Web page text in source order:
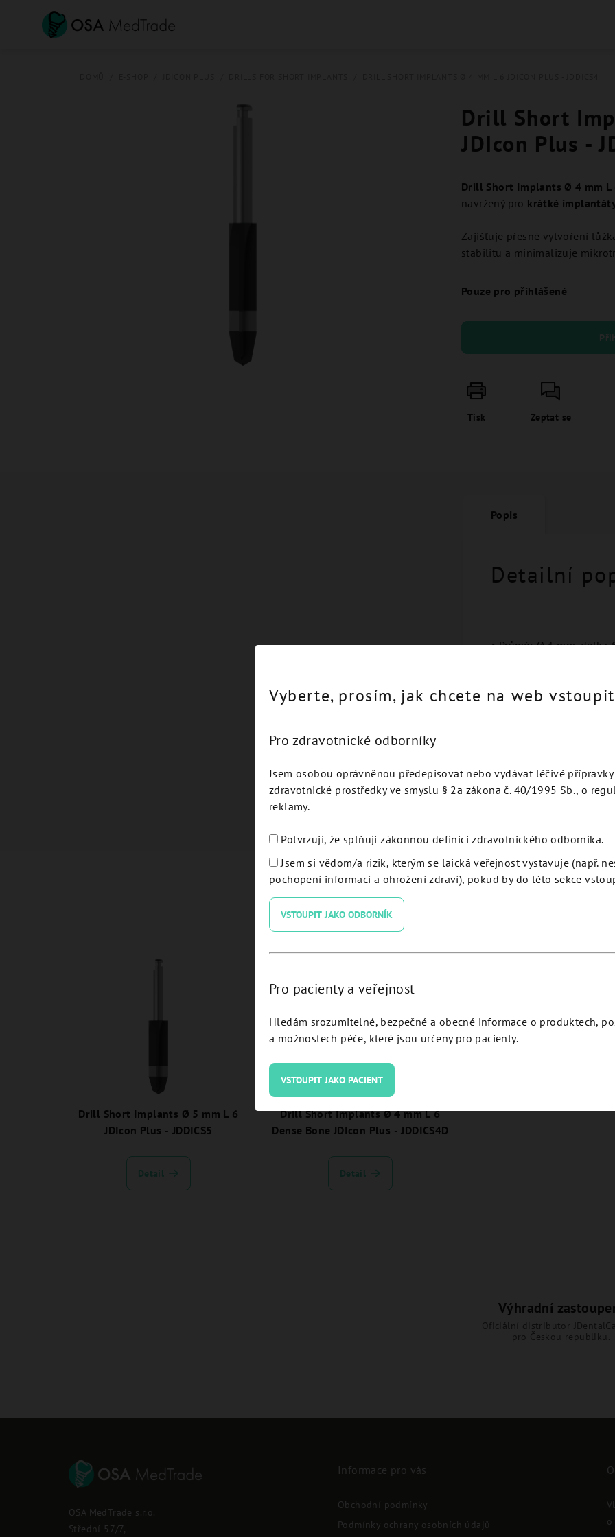
Drill Short
JDIcon Plus -
Drill Short Implants Ø 4 mm L
navržený pro krátké
Zajišťuje přesné vytvoření
stabilitu a minimalizuje
Pouze pro přihlášené
Tisk Zeptat se
Popis
Detailní
• Průměr Ø 4 mm,
• Optimalizovaný
• Plná kompatibilita se
• Vysoká přesnost a
• Snadná manipulace
Určeno pro zubní
implantátu.
Podobné produkty
Drill Short Implants Ø 5 mm L 6
JDIcon Plus - JDDICS5
Detail
Drill Short Implants Ø 4 mm L 6
Dense Bone JDIcon Plus - JDDICS4D
Detail
Výhradní
Oficiální distributor
pro Českou republiku.
OSA MedTrade s.r.o.
Střední 57/7,
Informace pro vás
Obchodní podmínky
Podmínky ochrany osobních údajů
o
Vyberte, prosím, jak chcete na web vstoupit
Pro zdravotnické odborníky
Jsem osobou oprávněnou předepisovat nebo vydávat léčivé přípravky
zdravotnické prostředky ve smyslu § 2a zákona č. 40/1995 Sb., o
reklamy.
Potvrzuji, že splňuji zákonnou definici zdravotnického odborníka.
Jsem si vědom/a rizik, kterým se laická veřejnost vystavuje (např.
pochopení informací a ohrožení zdraví), pokud by do této sekce
VSTOUPIT JAKO ODBORNÍK
Pro pacienty a veřejnost
Hledám srozumitelné, bezpečné a obecné informace o produktech,
a možnostech péče, které jsou určeny pro pacienty.
VSTOUPIT JAKO PACIENT